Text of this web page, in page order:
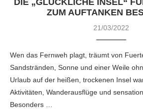
ZUM AUFTANKEN
21/03/2022
Wen das Fernweh plagt, träumt von
Sandstränden, Sonne und einer Weile
Urlaub auf der heißen, trockenen Insel
Aktivitäten, Wanderausflüge und
Besonders …